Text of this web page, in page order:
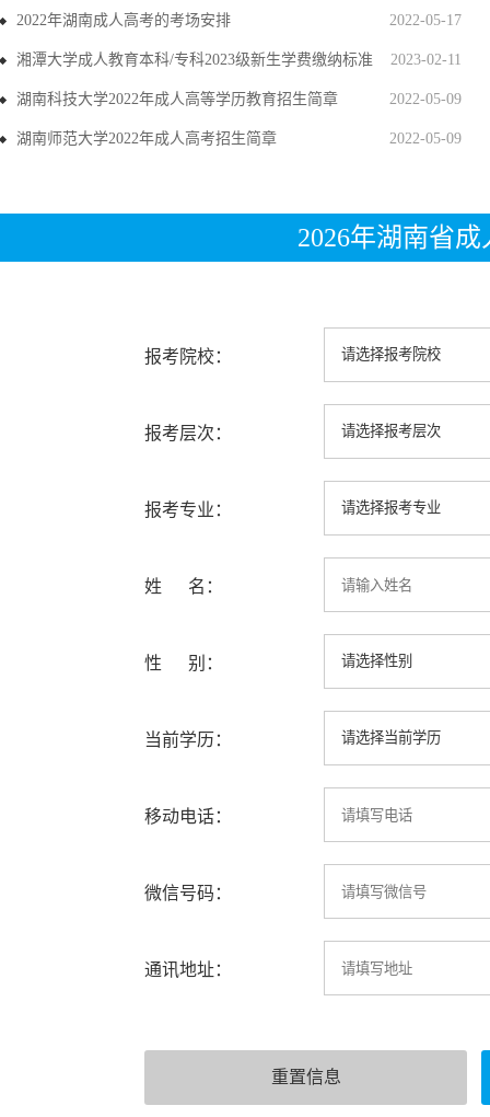
2022-05-17
2022年湖南成人高考的考场安排
2023-02-11
湘潭大学成人教育本科/专科2023级新生学费缴纳标准
2022-05-09
湖南科技大学2022年成人高等学历教育招生简章
2022-05-09
湖南师范大学2022年成人高考招生简章
2026年湖南省
报考院校：
报考层次：
报考专业：
姓 名：
性 别：
当前学历：
移动电话：
微信号码：
通讯地址：